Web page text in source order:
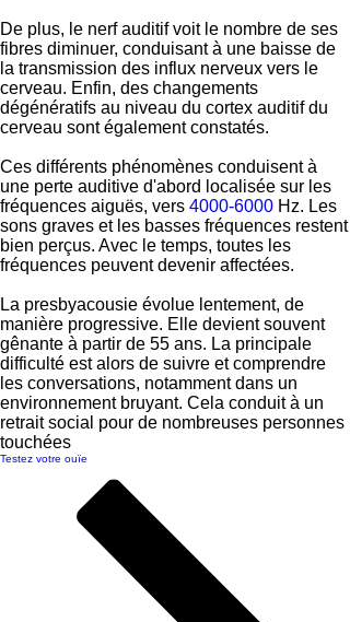
De plus, le nerf auditif voit le nombre de ses
fibres diminuer, conduisant à une baisse de
la transmission des influx nerveux vers le
cerveau. Enfin, des changements
dégénératifs au niveau du cortex auditif du
cerveau sont également constatés.
Ces différents phénomènes conduisent à
une perte auditive d'abord localisée sur les
fréquences aiguës, vers 4000-6000 Hz. Les
sons graves et les basses fréquences restent
bien perçus. Avec le temps, toutes les
fréquences peuvent devenir affectées.
La presbyacousie évolue lentement, de
manière progressive. Elle devient souvent
gênante à partir de 55 ans. La principale
difficulté est alors de suivre et comprendre
les conversations, notamment dans un
environnement bruyant. Cela conduit à un
retrait social pour de nombreuses personnes
touchées
Testez votre ouïe